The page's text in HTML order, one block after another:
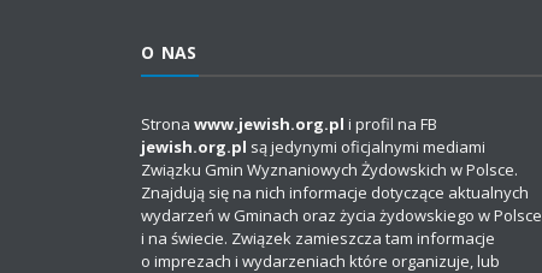
O NAS
Strona www.jewish.org.pl i profil na FB
jewish.org.pl są jedynymi oficjalnymi mediami
Związku Gmin Wyznaniowych Żydowskich w Polsce.
Znajdują się na nich informacje dotyczące aktualnych
wydarzeń w Gminach oraz życia żydowskiego w Polsce
i na świecie. Związek zamieszcza tam informacje
o imprezach i wydarzeniach które organizuje, lub